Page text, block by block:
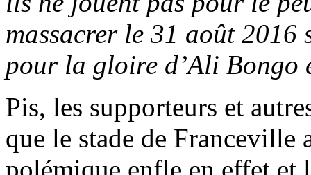
massacrer le 31 août 2016
pour la gloire d’Ali Bongo
Pis, les supporteurs et
que le stade de
polémique enfle en effet et